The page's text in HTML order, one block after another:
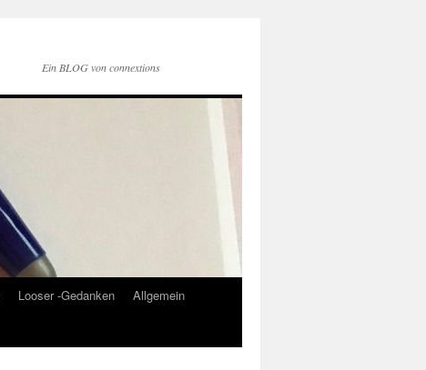
Ein BLOG von connextions
Looser -Gedanken
Allgemein